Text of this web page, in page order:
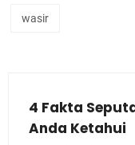
wasir
4 Fakta
Anda Ketahui